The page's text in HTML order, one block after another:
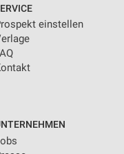
einstellen